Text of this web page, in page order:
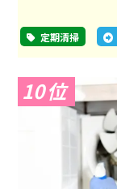
定期清掃
10